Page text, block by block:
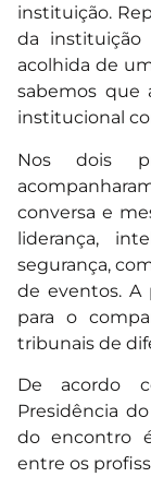
instituição.
da instituição
acolhida de
sabemos que
institucional
Nos dois
conversa e
liderança,
segurança,
de eventos. A
para o
tribunais de
De acordo
Presidência
do encontro
entre os